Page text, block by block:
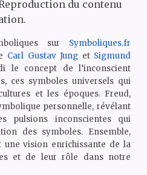
du contenu
sur Symboliques.fr
Carl Gustav Jung et Sigmund
le concept de l’inconscient
ces symboles universels qui
et les époques. Freud,
personnelle, révélant
pulsions inconscientes qui
des symboles. Ensemble,
vision enrichissante de la
et de leur rôle dans notre